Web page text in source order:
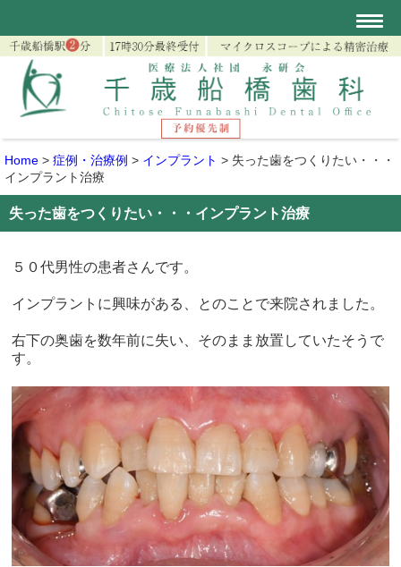
Home > 症例・治療例 > インプラント > 失った歯をつくりたい・・・
インプラント治療
失った歯をつくりたい・・・インプラント治療
５０代男性の患者さんです。
インプラントに興味がある、とのことで来院されました。
右下の奥歯を数年前に失い、そのまま放置していたそうで
す。